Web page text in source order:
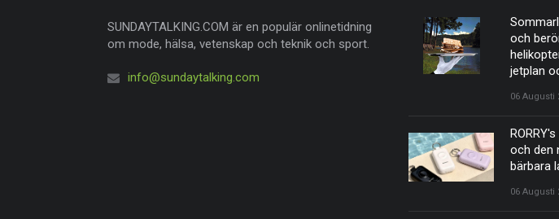
SUNDAYTALKING.COM är en populär onlinetidning
om mode, hälsa, vetenskap och teknik och sport.
info@sundaytalking.com
och
jetplan
06 Augusti
och den
bärbara
06 Augusti